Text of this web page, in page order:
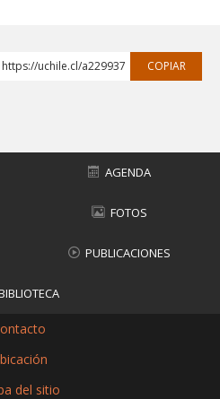
https://uchile.cl/a229937 COPIAR
AGENDA
FOTOS
PUBLICACIONES
del sitio